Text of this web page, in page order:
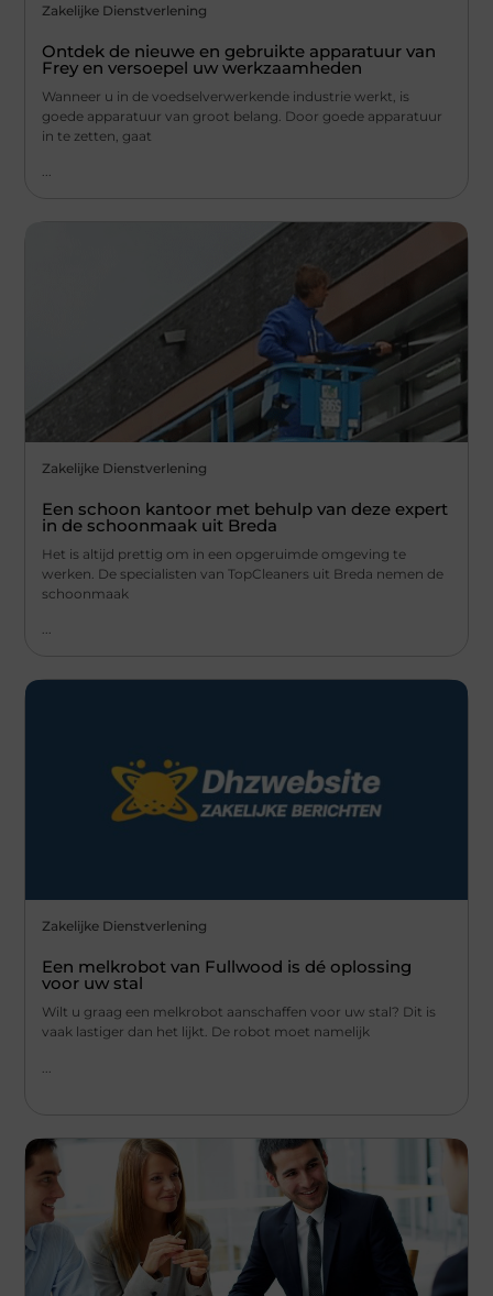
Zakelijke Dienstverlening
Ontdek de nieuwe en gebruikte apparatuur van
Frey en versoepel uw werkzaamheden
Wanneer u in de voedselverwerkende industrie werkt, is
goede apparatuur van groot belang. Door goede apparatuur
in te zetten, gaat
Zakelijke Dienstverlening
Een schoon kantoor met behulp van deze expert
in de schoonmaak uit Breda
Het is altijd prettig om in een opgeruimde omgeving te
werken. De specialisten van TopCleaners uit Breda nemen de
schoonmaak
...
Zakelijke Dienstverlening
Een melkrobot van Fullwood is dé oplossing
voor uw stal
Wilt u graag een melkrobot aanschaffen voor uw stal? Dit is
vaak lastiger dan het lijkt. De robot moet namelijk